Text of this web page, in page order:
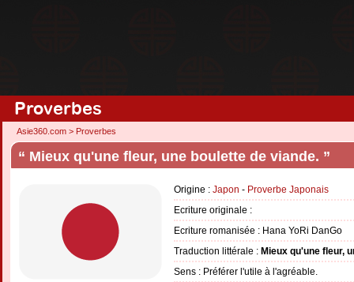
Proverbes
Asie360.com > Proverbes
“ Mieux qu'une fleur, une boulette de viande. ”
Origine : Japon - Proverbe Japonais
Ecriture originale :
Ecriture romanisée : Hana YoRi DanGo
Traduction littérale : Mieux qu'une fleur,
Sens : Préférer l'utile à l'agréable.